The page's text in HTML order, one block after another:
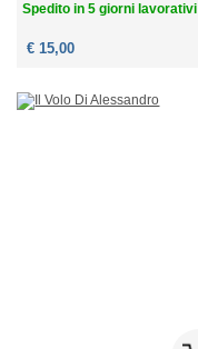
Spedito in 5 giorni lavorativi
€ 15,00